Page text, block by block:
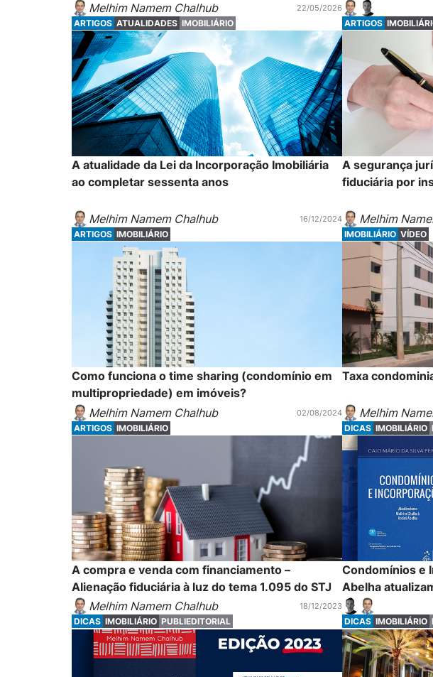
Melhim Namem Chalhub 22/05/2026
ARTIGOS ATUALIDADES IMOBILIÁRIO
A atualidade da Lei da Incorporação Imobiliária
ao completar sessenta anos
Melhim Namem Chalhub 16/12/2024
ARTIGOS
A segurança
fiduciária por
Melhim
ARTIGOS IMOBILIÁRIO
Como funciona o time sharing (condomínio em
multipropriedade) em imóveis?
Melhim Namem Chalhub
02/08/2024
IMOBILIÁRIO VÍDEO
Taxa
Melhim
ARTIGOS IMOBILIÁRIO
A compra e venda com financiamento –
Alienação fiduciária à luz do tema 1.095 do STJ
Melhim Namem Chalhub
18/12/2023
DICAS IMOBILIÁRIO
Condomínios e
Abelha
DICAS IMOBILIÁRIO PUBLIEDITORIAL DICAS IMOBILIÁRIO